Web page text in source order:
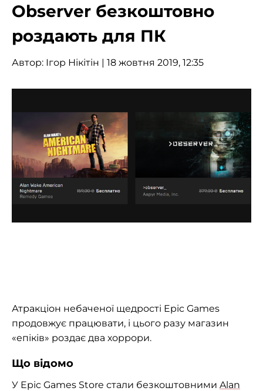
Observer безкоштовно
роздають для ПК
Автор: Ігор Нікітін | 18 жовтня 2019, 12:35
Атракціон небаченої щедрості Epic Games
продовжує працювати, і цього разу магазин
«епіків» роздає два хоррори.
Що відомо
У Epic Games Store стали безкоштовними Alan